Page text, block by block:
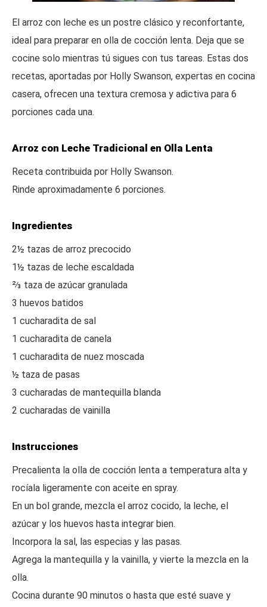
El arroz con leche es un postre clásico y reconfortante,
ideal para preparar en olla de cocción lenta. Deja que se
cocine solo mientras tú sigues con tus tareas. Estas dos
recetas, aportadas por Holly Swanson, expertas en cocina
casera, ofrecen una textura cremosa y adictiva para 6
porciones cada una.
Arroz con Leche Tradicional en Olla Lenta
Receta contribuida por Holly Swanson.
Rinde aproximadamente 6 porciones.
Ingredientes
2½ tazas de arroz precocido
1½ tazas de leche escaldada
⅔ taza de azúcar granulada
3 huevos batidos
1 cucharadita de sal
1 cucharadita de canela
1 cucharadita de nuez moscada
½ taza de pasas
3 cucharadas de mantequilla blanda
2 cucharadas de vainilla
Instrucciones
Precalienta la olla de cocción lenta a temperatura alta y
rocíala ligeramente con aceite en spray.
En un bol grande, mezcla el arroz cocido, la leche, el
azúcar y los huevos hasta integrar bien.
Incorpora la sal, las especias y las pasas.
Agrega la mantequilla y la vainilla, y vierte la mezcla en la
olla.
Cocina durante 90 minutos o hasta que esté suave y